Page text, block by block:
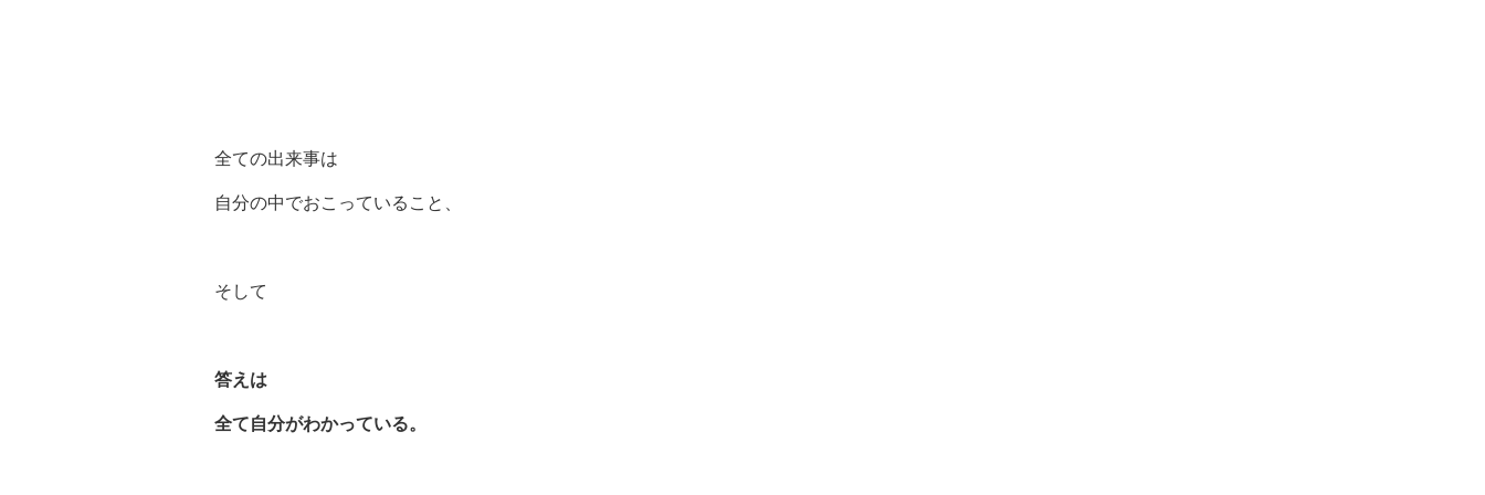
全ての出来事は
自分の中でおこっていること、
そして
答えは
全て自分がわかっている。